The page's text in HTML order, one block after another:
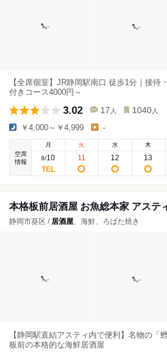
【全席個室】JR静岡駅南口 徒歩1分｜接待
付きコース4000円～
3.02 17 人 1040 人
￥4,000～￥4,999 -
空席
情報
月
8/10
火
11
水
12
木
13
本格板前居酒屋 お魚総本家 アステ
静岡市葵区 / 居酒屋、海鮮、ろばた焼き
【静岡駅直結アスティ内で便利】名物の「
板前の本格的な海鮮居酒屋